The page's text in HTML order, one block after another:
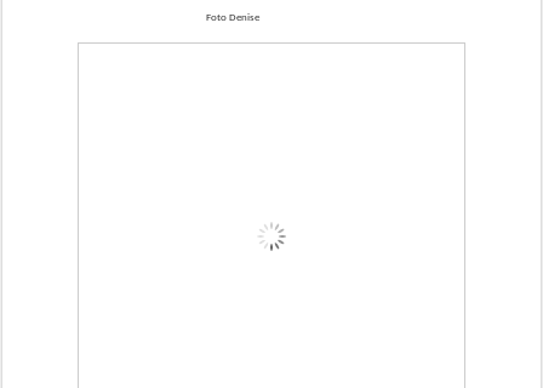
Foto Denise